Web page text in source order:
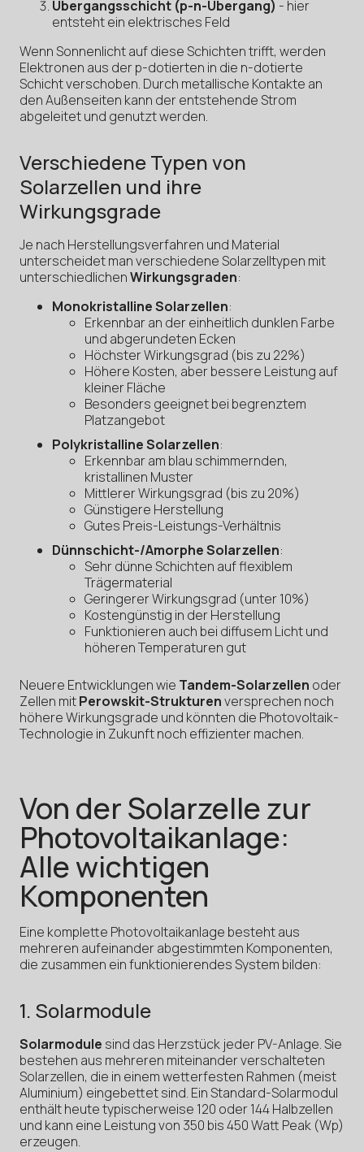
Übergangsschicht (p-n-Übergang) - hier
entsteht ein elektrisches Feld
Wenn Sonnenlicht auf diese Schichten trifft, werden
Elektronen aus der p-dotierten in die n-dotierte
Schicht verschoben. Durch metallische Kontakte an
den Außenseiten kann der entstehende Strom
abgeleitet und genutzt werden.
Verschiedene Typen von
Solarzellen und ihre
Wirkungsgrade
Je nach Herstellungsverfahren und Material
unterscheidet man verschiedene Solarzelltypen mit
unterschiedlichenWirkungsgraden:
Monokristalline Solarzellen:
Erkennbar an der einheitlich dunklen Farbe
und abgerundeten Ecken
Höchster Wirkungsgrad (bis zu 22%)
Höhere Kosten, aber bessere Leistung auf
kleiner Fläche
Besonders geeignet bei begrenztem
Platzangebot
Polykristalline Solarzellen:
Erkennbar am blau schimmernden,
kristallinen Muster
Mittlerer Wirkungsgrad (bis zu 20%)
Günstigere Herstellung
Gutes Preis-Leistungs-Verhältnis
Dünnschicht-/Amorphe Solarzellen:
Sehr dünne Schichten auf flexiblem
Trägermaterial
Geringerer Wirkungsgrad (unter 10%)
Kostengünstig in der Herstellung
Funktionieren auch bei diffusem Licht und
höheren Temperaturen gut
Neuere Entwicklungen wie Tandem-Solarzellen oder
Zellen mitPerowskit-Strukturenversprechen noch
höhere Wirkungsgrade und könnten die Photovoltaik-
Technologie in Zukunft noch effizienter machen.
Von der Solarzelle zur
Photovoltaikanlage:
Alle wichtigen
Komponenten
Eine komplette Photovoltaikanlage besteht aus
mehreren aufeinander abgestimmten Komponenten,
die zusammen ein funktionierendes System bilden:
1. Solarmodule
Solarmodule sind das Herzstück jeder PV-Anlage. Sie
bestehen aus mehreren miteinander verschalteten
Solarzellen, die in einem wetterfesten Rahmen (meist
Aluminium) eingebettet sind. Ein Standard-Solarmodul
enthält heute typischerweise 120 oder 144 Halbzellen
und kann eine Leistung von 350 bis 450 Watt Peak (Wp)
erzeugen.